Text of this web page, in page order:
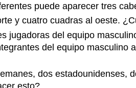
puede aparecer tres
y cuatro cuadras al oeste.
jugadoras del equipo
del equipo masculino
dos estadounidenses,